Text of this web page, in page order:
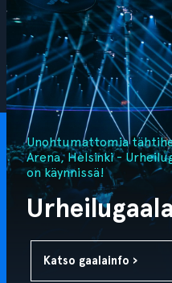
Unohtumattomia
Arena, Helsinki -
on käynnissä!
Katso gaalainfo ›